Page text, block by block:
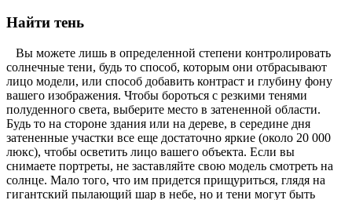
Найти тень
Вы можете лишь в определенной степени контролировать
солнечные тени, будь то способ, которым они отбрасывают
лицо модели, или способ добавить контраст и глубину фону
вашего изображения. Чтобы бороться с резкими тенями
полуденного света, выберите место в затененной области.
Будь то на стороне здания или на дереве, в середине дня
затененные участки все еще достаточно яркие (около 20 000
люкс), чтобы осветить лицо вашего объекта. Если вы
снимаете портреты, не заставляйте свою модель смотреть на
солнце. Мало того, что им придется прищуриться, глядя на
гигантский пылающий шар в небе, но и тени могут быть